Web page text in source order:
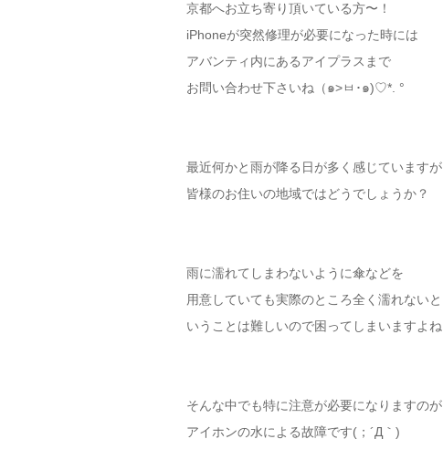
京都へお立ち寄り頂いている方〜！
iPhoneが突然修理が必要になった時には
アバンティ内にあるアイプラスまで
お問い合わせ下さいね（๑>ㅂ･๑)♡*. °
最近何かと雨が降る日が多く感じていますが
皆様のお住いの地域ではどうでしょうか？
雨に濡れてしまわないように傘などを
用意していても実際のところ全く濡れないと
いうことは難しいので困ってしまいますよね
そんな中でも特に注意が必要になりますのが
アイホンの水による故障です(；´Д｀)